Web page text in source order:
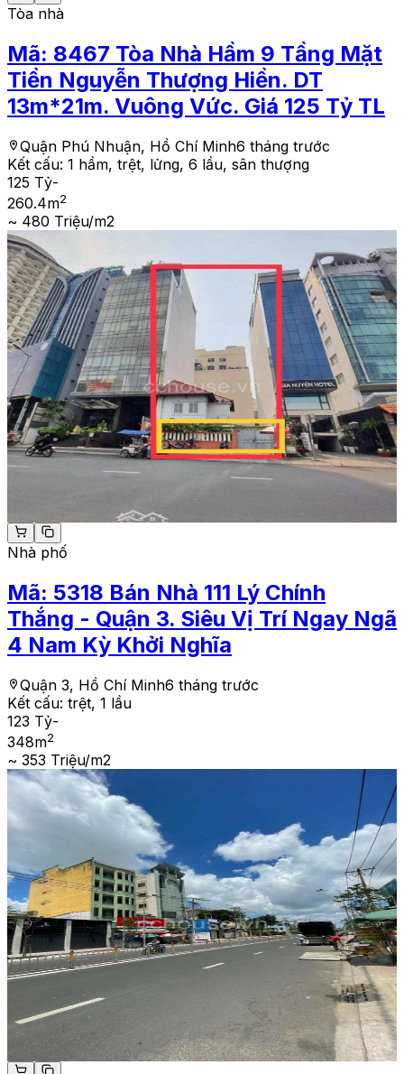
Tòa nhà
Mã: 8467 Tòa Nhà Hầm 9 Tầng Mặt
Tiền Nguyễn Thượng Hiền. DT
13m*21m. Vuông Vức. Giá 125 Tỷ TL
Quận Phú Nhuận, Hồ Chí Minh6 tháng trước
Kết cấu: 1 hầm, trệt, lửng, 6 lầu, sân thượng
125 Tỷ-
260.4m2
~ 480 Triệu/m2
Nhà phố
Mã: 5318 Bán Nhà 111 Lý Chính
Thắng - Quận 3. Siêu Vị Trí Ngay Ngã
4 Nam Kỳ Khởi Nghĩa
Quận 3, Hồ Chí Minh6 tháng trước
Kết cấu: trệt, 1 lầu
123 Tỷ-
348m2
~ 353 Triệu/m2